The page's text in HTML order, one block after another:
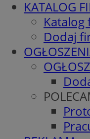
KATALOG
Katalog
Dodaj